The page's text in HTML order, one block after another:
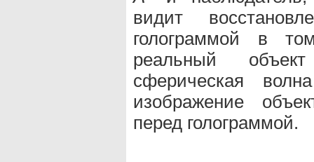
видит
голограммой в
реальный
сферическая
изображение
перед голограммой.